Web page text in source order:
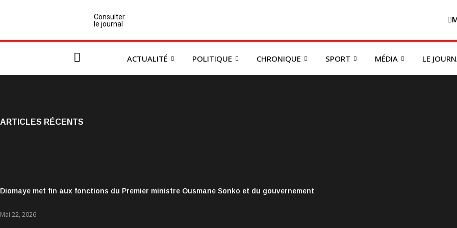
Consulter
le journal
ACTUALITÉ POLITIQUE CHRONIQUE SPORT MÉDIA LE
ARTICLES RÉCENTS
Diomaye met fin aux fonctions du Premier ministre Ousmane Sonko et du gouvernement
Mai 22, 2026